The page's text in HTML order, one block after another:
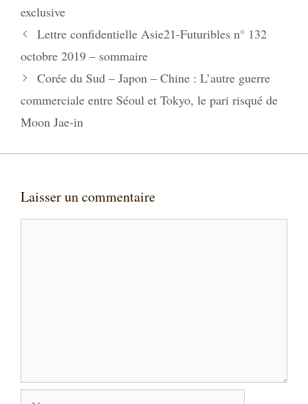
exclusive
Lettre confidentielle Asie21-Futuribles n° 132
octobre 2019 – sommaire
Corée du Sud – Japon – Chine : L’autre guerre
commerciale entre Séoul et Tokyo, le pari risqué de
Moon Jae-in
Laisser un commentaire
Nom